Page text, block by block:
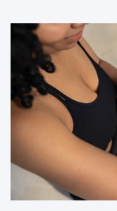
b
ć
m
m
n
u
i